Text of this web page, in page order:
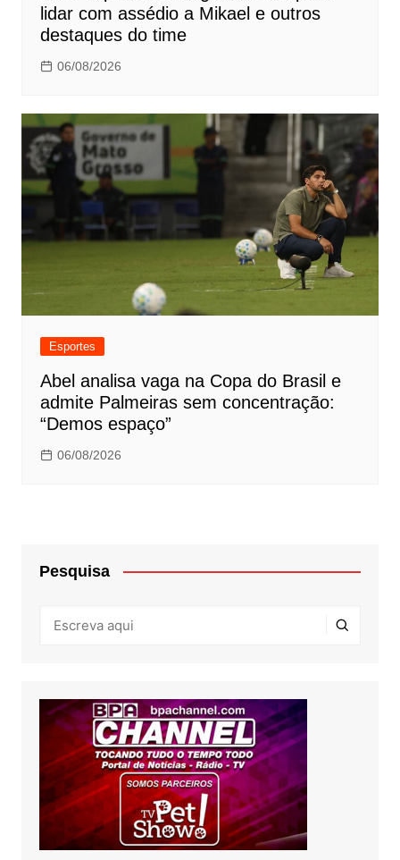
lidar com assédio a Mikael e outros
destaques do time
06/08/2026
Esportes
Abel analisa vaga na Copa do Brasil e
admite Palmeiras sem concentração:
“Demos espaço”
06/08/2026
Pesquisa